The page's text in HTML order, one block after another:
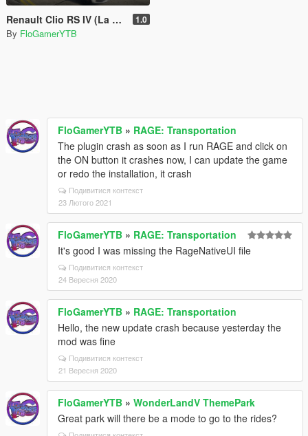
Renault Clio RS IV (La Voix Du Nord) 1.0
By FloGamerYTB
FloGamerYTB » RAGE: Transportation
The plugin crash as soon as I run RAGE and click on
the ON button it crashes now, I can update the game
or redo the installation, it crash
Подивитися контекст
23 Лютого 2021
FloGamerYTB » RAGE: Transportation
It's good I was missing the RageNativeUI file
Подивитися контекст
24 Вересня 2020
FloGamerYTB » RAGE: Transportation
Hello, the new update crash because yesterday the
mod was fine
Подивитися контекст
21 Вересня 2020
FloGamerYTB » WonderLandV ThemePark
Great park will there be a mode to go to the rides?